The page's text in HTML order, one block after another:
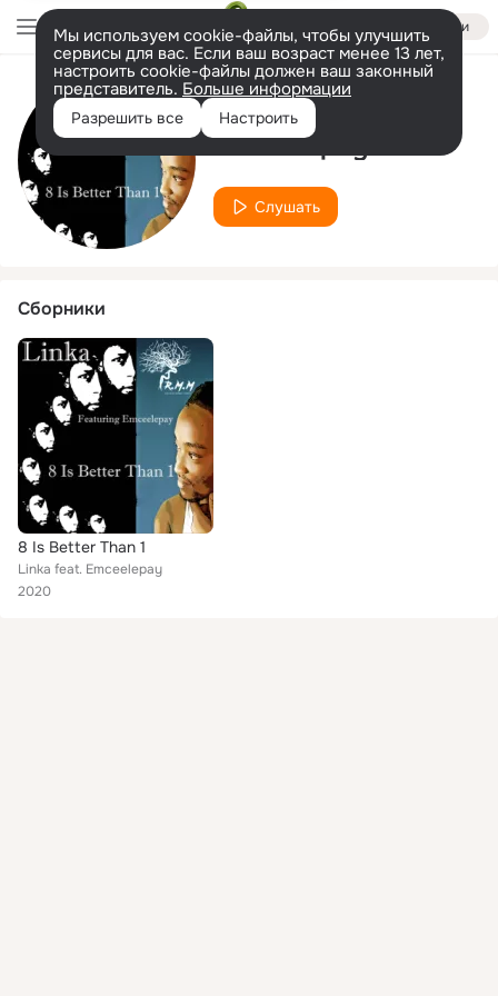
Войти
Мы используем cookie-файлы, чтобы улучшить
сервисы для вас. Если ваш возраст менее 13 лет,
настроить cookie-файлы должен ваш законный
представитель. Больше информации
Разрешить все Настроить
Исполнитель
Emceelepay
Слушать
Сборники
8 Is Better Than 1
Linka feat. Emceelepay
2020